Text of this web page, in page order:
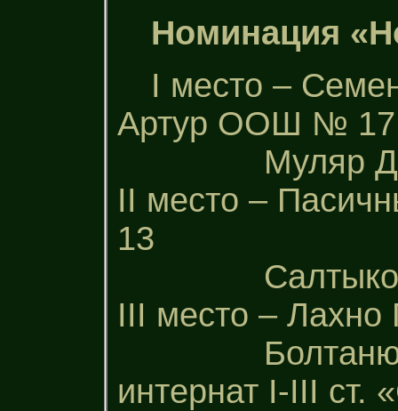
Номинация
І место –
Артур ООШ №
Муляр
ІІ место –
13
Салтыкова
ІІІ место –
Болтанюк
интернат І-ІІІ